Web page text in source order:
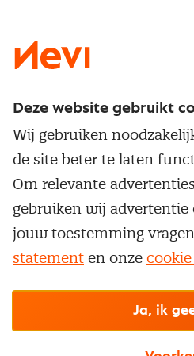
Nevi 2
Deze website gebruikt
Wij gebruiken
de site beter te laten
Om relevante
gebruiken wij advertentie
jouw toestemming
statement en onze
Ja, ik